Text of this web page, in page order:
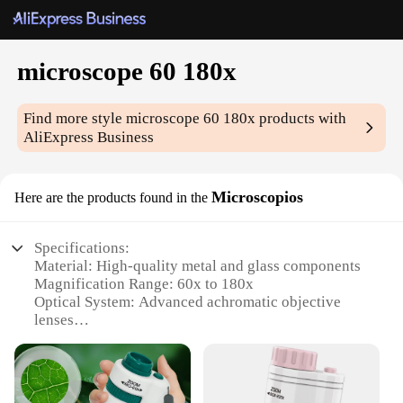
microscope 60 180x
Find more stylemicroscope 60 180x products with
AliExpress Business
Here are the products found in the Microscopios
Specifications:
Material: High-quality metal and glass components
Magnification Range: 60x to 180x
Optical System: Advanced achromatic objective
lenses
Viewing Screen: Large 10x eyepiece for clear, sharp
images
Accessories: Includes a set of prepared slides for